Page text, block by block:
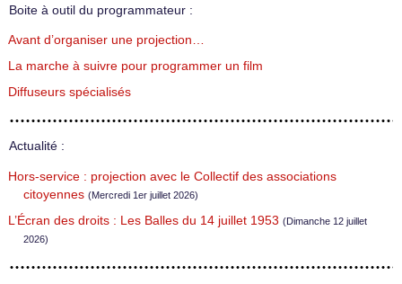
Boite à outil du programmateur :
Avant d’organiser une projection…
La marche à suivre pour programmer un film
Diffuseurs spécialisés
Actualité :
Hors-service : projection avec le Collectif des associations
citoyennes (Mercredi 1er juillet 2026)
L’Écran des droits : Les Balles du 14 juillet 1953 (Dimanche 12 juillet
2026)